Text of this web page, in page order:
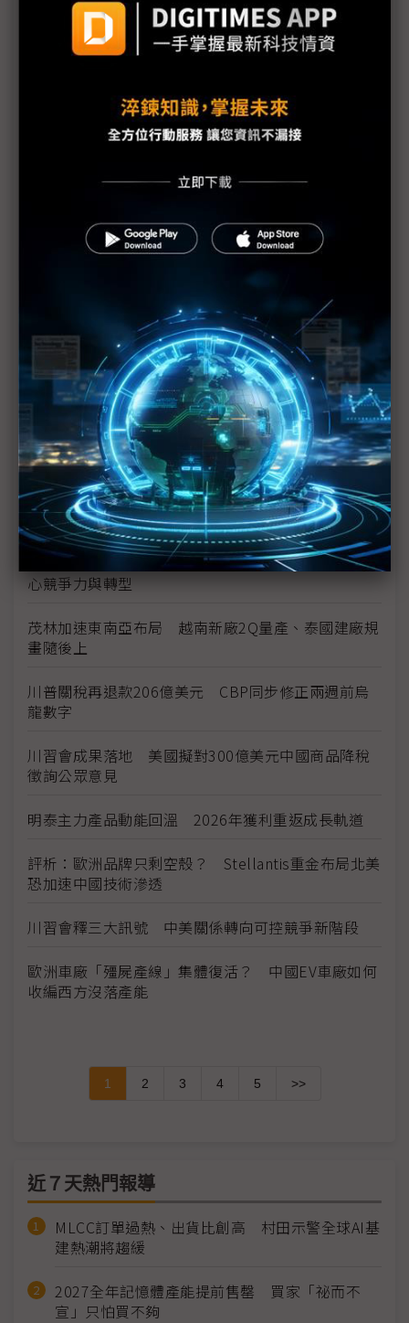
台灣汽車零件輸美稅率大降 東陽、堤維西等零組件
廠迎利多行情
朋程擴產搶攻高效車用元件市場 AI伺服器與HVDC
洲市佔首破15%
回應232關稅優惠上路 東陽：對台灣汽車零件產業
具正面意義
新纖：地緣風險是危機也是轉機 三大布局推進成長
台美投資MOU關稅優惠先落地 汽車零組件15%、航
空零件迎近乎免稅
中資背景也能過關 Volvo獲白宮豁免可繼續在美賣
車
裕隆國產、外銷同步並進 嚴陳莉蓮：AI賦能強化核
心競爭力與轉型
茂林加速東南亞布局 越南新廠2Q量產、泰國建廠規
畫隨後上
川普關稅再退款206億美元 CBP同步修正兩週前烏
龍數字
川習會成果落地 美國擬對300億美元中國商品降稅
徵詢公眾意見
明泰主力產品動能回溫 2026年獲利重返成長軌道
評析：歐洲品牌只剩空殼？ Stellantis重金布局北美
恐加速中國技術滲透
川習會釋三大訊號 中美關係轉向可控競爭新階段
歐洲車廠「殭屍產線」集體復活？ 中國EV車廠如何
收編西方沒落產能
1 2 3 4 5 >>
近７天熱門報導
MLCC訂單過熱、出貨比創高 村田示警全球AI基
建熱潮將趨緩
2027全年記憶體產能提前售罄 買家「祕而不
宣」只怕買不夠